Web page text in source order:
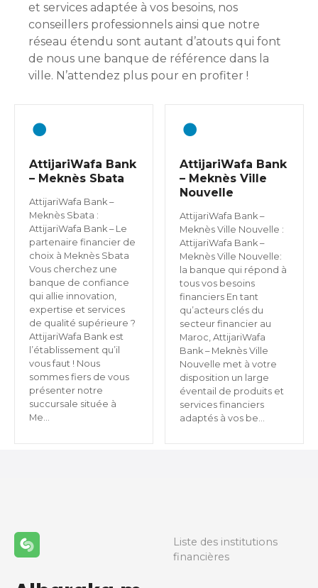
et services adaptée à vos besoins, nos
conseillers professionnels ainsi que notre
réseau étendu sont autant d’atouts qui font
de nous une banque de référence dans la
ville. N’attendez plus pour en profiter !
AttijariWafa Bank
– Meknès Sbata
AttijariWafa Bank –
Meknès Sbata :
AttijariWafa Bank – Le
partenaire financier de
choix à Meknès Sbata
Vous cherchez une
banque de confiance
qui allie innovation,
expertise et services
de qualité supérieure ?
AttijariWafa Bank est
l’établissement qu’il
vous faut ! Nous
sommes fiers de vous
présenter notre
succursale située à
Me…
AttijariWafa Bank
– Meknès Ville
Nouvelle
AttijariWafa Bank –
Meknès Ville Nouvelle :
AttijariWafa Bank –
Meknès Ville Nouvelle:
la banque qui répond à
tous vos besoins
financiers En tant
qu’acteurs clés du
secteur financier au
Maroc, AttijariWafa
Bank – Meknès Ville
Nouvelle met à votre
disposition un large
éventail de produits et
services financiers
adaptés à vos be…
Liste des institutions
financières